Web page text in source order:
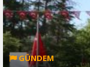
GÜNDEM